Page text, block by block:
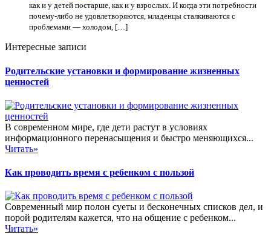
как и у детей постарше, как и у взрослых. И когда эти потребности
почему-либо не удовлетворяются, младенцы сталкиваются с
проблемами — холодом, […]
Интересные записи
Родительские установки и формирование жизненных
ценностей
В современном мире, где дети растут в условиях
информационного перенасыщения и быстро меняющихся...
Читать»
Как проводить время с ребенком с пользой
Современный мир полон суеты и бесконечных списков дел, и
порой родителям кажется, что на общение с ребенком...
Читать»